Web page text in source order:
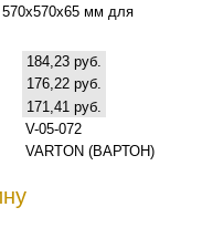
570х570х65 мм для
184,23 руб.
176,22 руб.
171,41 руб.
V-05-072
VARTON (ВАРТОН)